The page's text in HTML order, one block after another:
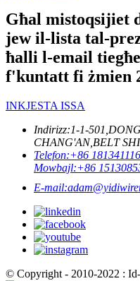
Għal mistoqsijiet
jew il-lista tal-
ħalli l-email
f'kuntatt fi żmien
INKJESTA ISSA
Indirizz:1-1-
CHANG'AN,BELT
Telefon:+86
Mowbajl:+86
E-mail:
© Copyright - 2010-2022 :